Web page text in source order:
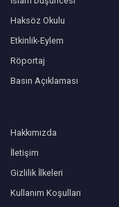
Haksöz Okulu
Etkinlik-Eylem
Röportaj
Basın Açıklaması
Hakkımızda
İletişim
Gizlilik İlkeleri
Kullanım Koşulları